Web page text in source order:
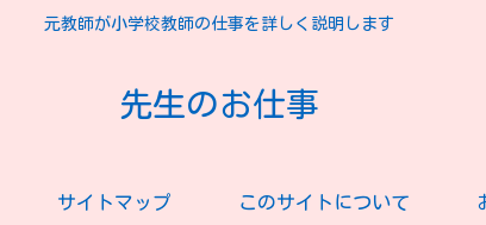
元教師が小学校教師の仕事を詳しく説明します
先生のお仕事
サイトマップ このサイトについて